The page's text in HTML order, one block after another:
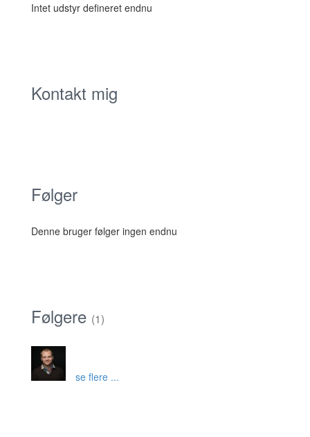
Intet udstyr defineret endnu
Kontakt mig
Følger
Denne bruger følger ingen endnu
Følgere (1)
se flere ...